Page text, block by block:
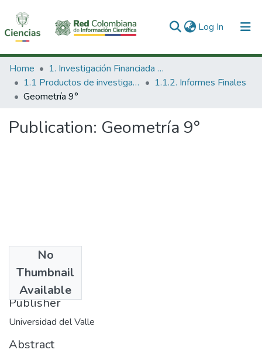
Log In (current)
Communities & Collections
All of DSpace
Home
1. Investigación Financiada con Recursos Públicos
1.1 Productos de investigación
1.1.2. Informes Finales
Geometría 9°
Publication: Geometría 9°
No
Thumbnail
Available
1990
Publisher
Universidad del Valle
Abstract